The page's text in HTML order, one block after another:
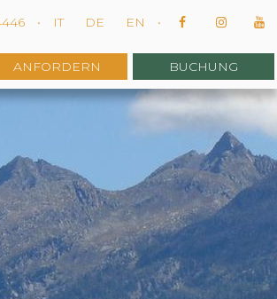
• IT DE EN •
ANFORDERN BUCHUNG